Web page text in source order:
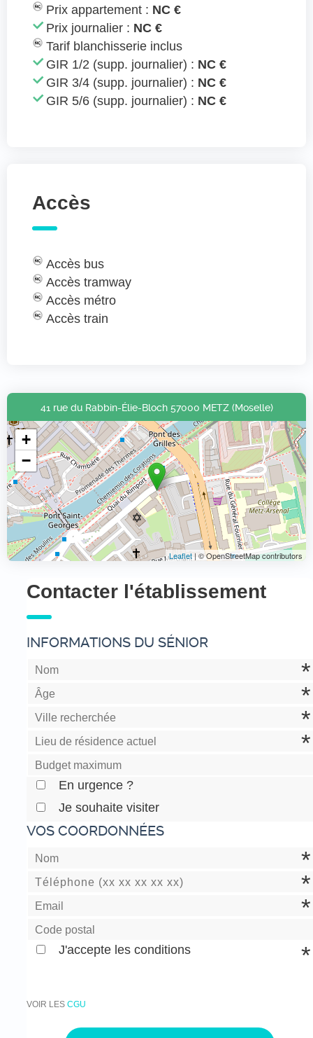
Prix appartement : NC €
Prix journalier : NC €
Tarif blanchisserie inclus
GIR 1/2 (supp. journalier) : NC €
GIR 3/4 (supp. journalier) : NC €
GIR 5/6 (supp. journalier) : NC €
Accès
Accès bus
Accès tramway
Accès métro
Accès train
41 rue du Rabbin-Élie-Bloch 57000 METZ (Moselle)
+
−
Leaflet| © OpenStreetMap contributors
Contacter l'établissement
INFORMATIONS DU SÉNIOR
En urgence ?
Je souhaite visiter
VOS COORDONNÉES
J'accepte les conditions
VOIR LES CGU